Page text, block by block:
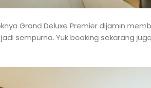
Grand Deluxe Premier dijamin
sempurna. Yuk booking sekarang